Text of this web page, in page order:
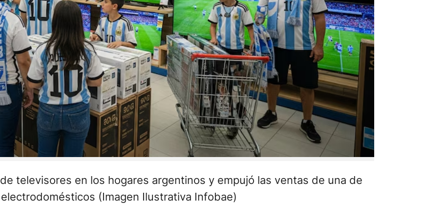
televisores en los hogares argentinos y empujó las ventas de una de
(Imagen Ilustrativa Infobae)